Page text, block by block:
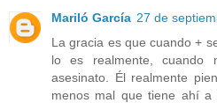
Mariló García 27 de
La gracia es que cuando +
lo es realmente,
asesinato. Él realmente
menos mal que tiene ahí